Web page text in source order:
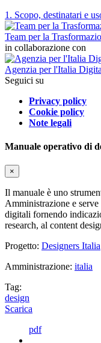
1. Scopo, destinatari e
Team per la
in collaborazione con
Agenzia per l'Italia
Seguici su
Privacy policy
Cookie policy
Note legali
Manuale operativo di
×
Il manuale è uno
Amministrazione e
digitali fornendo
research, al content
Progetto: Designers Italia
Amministrazione: italia
Tag:
design
Scarica
pdf